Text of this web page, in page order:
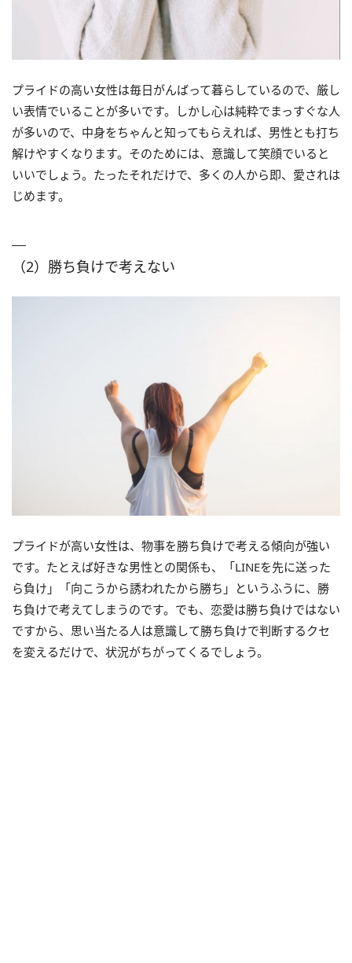
プライドの高い女性は毎日がんばって暮らしているので、厳し
い表情でいることが多いです。しかし心は純粋でまっすぐな人
が多いので、中身をちゃんと知ってもらえれば、男性とも打ち
解けやすくなります。そのためには、意識して笑顔でいると
いいでしょう。たったそれだけで、多くの人から即、愛されは
じめます。
（2）勝ち負けで考えない
プライドが高い女性は、物事を勝ち負けで考える傾向が強い
です。たとえば好きな男性との関係も、「LINEを先に送った
ら負け」「向こうから誘われたから勝ち」というふうに、勝
ち負けで考えてしまうのです。でも、恋愛は勝ち負けではない
ですから、思い当たる人は意識して勝ち負けで判断するクセ
を変えるだけで、状況がちがってくるでしょう。